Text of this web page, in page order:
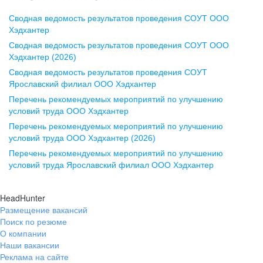
Воронеж
ул. Комиссаржевской, д. 10,
офис 1212
+7 473 280-05-05
pr@vrn.hh.ru
ул. Спартаковская, д. 2А, этаж 3,
помещение 15
+7 843 212-12-50
Екатеринбург
ул. Боевых Дружин, стр. 20,
+7 343 226-79-99
Сводная ведомость результатов проведения СОУТ ООО
Хэдхантер
Сводная ведомость результатов проведения СОУТ ООО
Хэдхантер (2026)
Сводная ведомость результатов проведения СОУТ
Ярославский филиал ООО Хэдхантер
Перечень рекомендуемых мероприятий по улучшению
условий труда ООО Хэдхантер
Перечень рекомендуемых мероприятий по улучшению
условий труда ООО Хэдхантер (2026)
Перечень рекомендуемых мероприятий по улучшению
условий труда Ярославский филиал ООО Хэдхантер
HeadHunter
Размещение вакансий
Поиск по резюме
О компании
Наши вакансии
Реклама на сайте